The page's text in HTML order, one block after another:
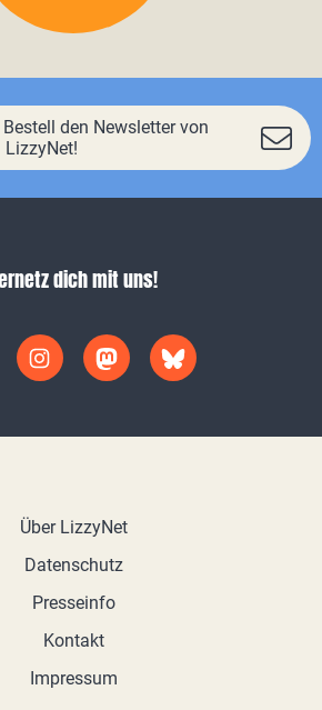
den Newsletter von
LizzyNet!
dich mit uns!
Über LizzyNet
Datenschutz
Presseinfo
Kontakt
Impressum